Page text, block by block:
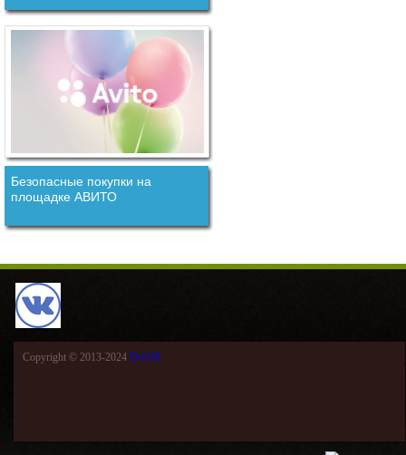
Безопасные покупки на
площадке АВИТО
Copyright © 2013-2024 DeUM